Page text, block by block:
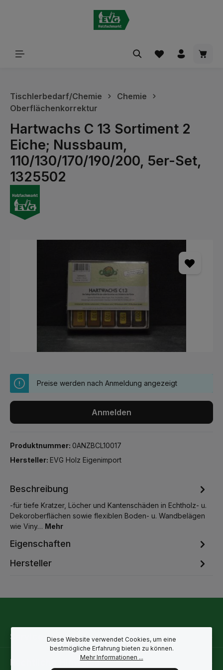
Tischlerbedarf/Chemie
Chemie
Oberflächenkorrektur
Hartwachs C 13 Sortiment 2
Eiche; Nussbaum,
110/130/170/190/200, 5er-Set,
1325502
Preise werden nach Anmeldung angezeigt
Anmelden
Produktnummer: 0ANZBCL10017
Hersteller: EVG Holz Eigenimport
Beschreibung
-für tiefe Kratzer, Löcher und Kantenschäden in Echtholz- u.
Dekoroberflächen sowie flexiblen Boden- u. Wandbelägen
wie Viny… Mehr
Eigenschaften
Hersteller
Service-Hotline
Rechtliche Hinweise
Diese Website verwendet Cookies, um eine
bestmögliche Erfahrung bieten zu können.
Mehr Informationen ...